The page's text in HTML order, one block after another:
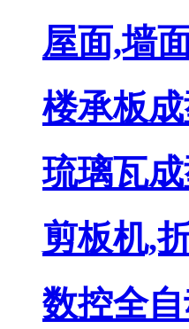
屋面,墙
楼承板
琉璃瓦
剪板机,
数控全